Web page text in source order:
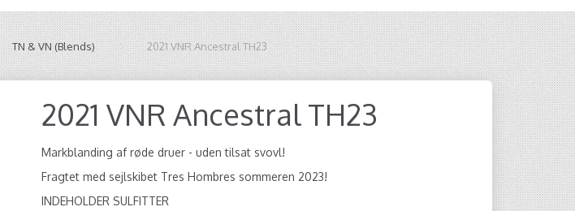
TN & VN (Blends) 2021 VNR Ancestral TH23
2021 VNR Ancestral TH23
Markblanding af røde druer - uden tilsat svovl!
Fragtet med sejlskibet Tres Hombres sommeren 2023!
INDEHOLDER SULFITTER